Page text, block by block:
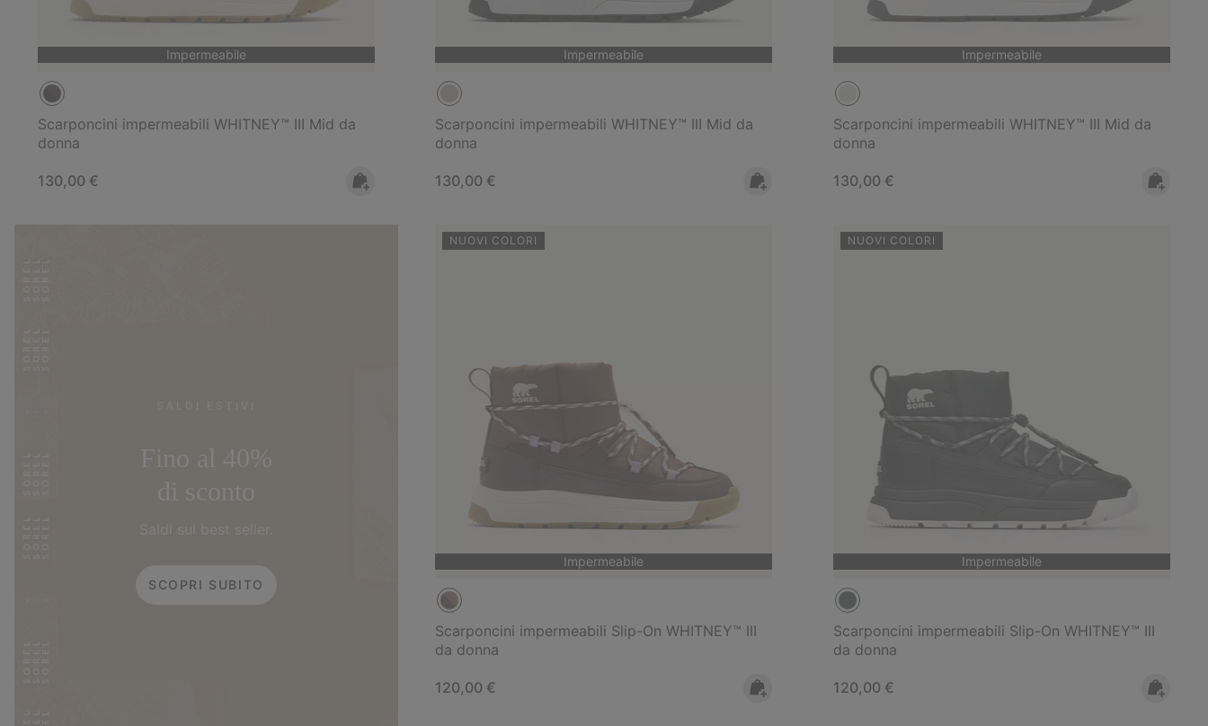
Impermeabile
Scarponcini impermeabili WHITNEY™ III Mid da
donna
Regular price:
130,00 €
Impermeabile
Scarponcini impermeabili WHITNEY™ III Mid da
donna
Regular price:
130,00 €
Impermeabile
Scarponcini impermeabili WHITNEY™ III Mid da
donna
Regular price:
130,00 €
SCOPRI SUBITO
NUOVI COLORI
Impermeabile
Scarponcini impermeabili Slip-On WHITNEY™ III
da donna
Regular price:
120,00 €
NUOVI COLORI
Impermeabile
Scarponcini impermeabili Slip-On WHITNEY™ III
da donna
Regular price:
120,00 €